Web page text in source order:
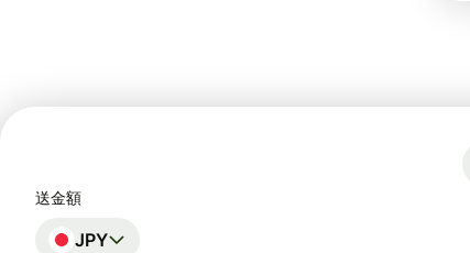
送金額
JPY